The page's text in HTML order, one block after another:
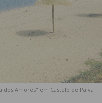
Amores" em Castelo de Paiva